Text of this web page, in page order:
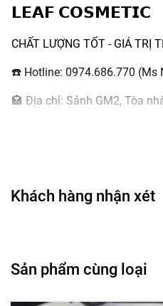
𝗟𝗘𝗔𝗙 𝗖𝗢𝗦𝗠𝗘𝗧𝗜𝗖
CHẤT LƯỢNG TỐT - GIÁ TRỊ
☎️ Hotline: 0974.686.770 (Ms
🏩 Địa chỉ: Sảnh GM2, Tòa
🎁 Fanpage: Leaf Cosmetic -
Thanh toán ví điện tử
Miễn phí gói quà & Giao
Khách hàng nhận xét
Sản phẩm cùng loại